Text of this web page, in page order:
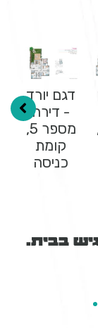
4,
דגם יורד
- דירה
מספר 5,
קומת
כניסה
בבית.